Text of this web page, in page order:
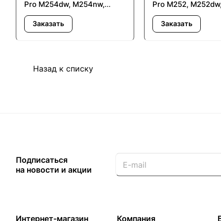
Pro M254dw, M254nw,
M281fdw, M281fdn,
M280nw, M254dw, M254nw,
Заказать
Pro M252,
MFP M277, MFP
MFP M277n - с
Заказать
Назад к списку
Подписаться
на новости и акции
Интернет-магазин Компания